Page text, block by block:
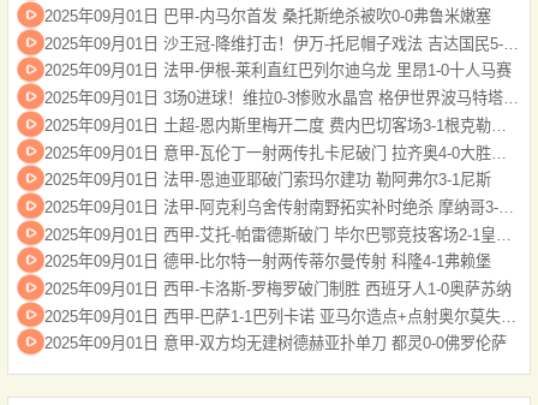
2025年09月01日 巴甲-内马尔首发 桑托斯绝杀被吹0-0弗鲁米嫩塞
2025年09月01日 法甲-伊根-莱利直红巴列尔迪乌龙 里昂1-0十人马赛
2025年09月01日 3场0进球！维拉0-3惨败水晶宫 格伊世界波马特塔点射大马丁缺战
2025年09月01日 法甲-恩迪亚耶破门索玛尔建功 勒阿弗尔3-1尼斯
2025年09月01日 德甲-比尔特一射两传蒂尔曼传射 科隆4-1弗赖堡
2025年09月01日 西甲-卡洛斯-罗梅罗破门制胜 西班牙人1-0奥萨苏纳
2025年09月01日 意甲-双方均无建树德赫亚扑单刀 都灵0-0佛罗伦萨